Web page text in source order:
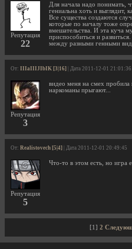
Репутация
22
Для начала надо понимать,
гениальна хоть и выглядит,
Все существа создаются
которые по началу тоже
вмешательства. И эта куча
приспособиться и
между разными генными
От: IIIaIIIJIbIK [3|16] | Дата 2011-12-01 21:01:36
Репутация
3
видео меня на смех пробила
наркоманы прыгают...
От: Realistovech [5|4] | Дата 2011-12-01 20:49:45
Репутация
5
Что-то в этом есть, но игра
[1] 2